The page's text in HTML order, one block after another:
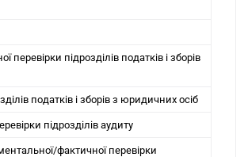
підрозділів податків і зборів
податків і зборів з юридичних осіб
підрозділів аудиту
фактичної перевірки